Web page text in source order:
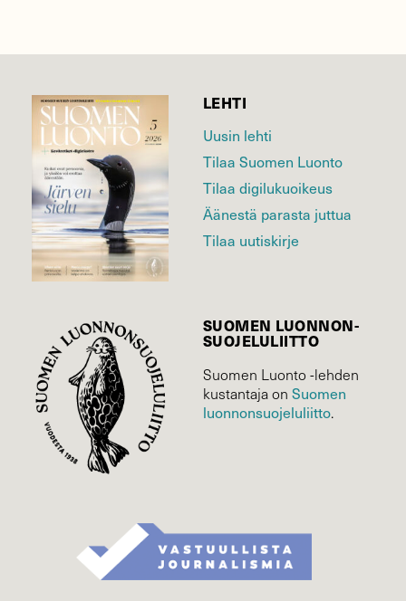
LEHTI
Uusin lehti
Tilaa Suomen Luonto
Tilaa digilukuoikeus
Äänestä parasta juttua
Tilaa uutiskirje
SUOMEN LUONNON­
SUOJELU­LIITTO
Suomen Luonto -lehden
kustantaja on Suomen
luonnonsuojelu­liitto.